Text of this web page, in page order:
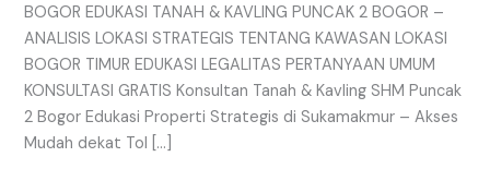
BOGOR EDUKASI TANAH & KAVLING PUNCAK 2 BOGOR –
ANALISIS LOKASI STRATEGIS TENTANG KAWASAN LOKASI
BOGOR TIMUR EDUKASI LEGALITAS PERTANYAAN UMUM
KONSULTASI GRATIS Konsultan Tanah & Kavling SHM Puncak
2 Bogor Edukasi Properti Strategis di Sukamakmur – Akses
Mudah dekat Tol […]